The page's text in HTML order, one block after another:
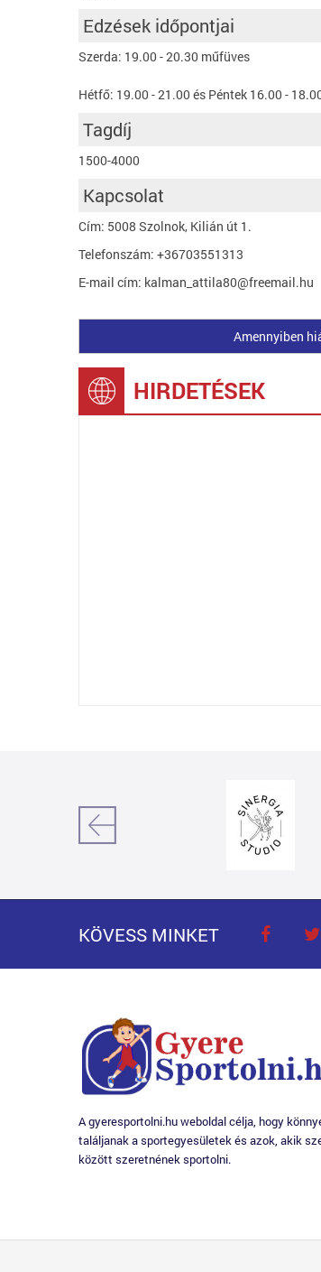
Edzések időpontjai
Szerda: 19.00 - 20.30 műfüves
Hétfő: 19.00 - 21.00 és Péntek 16.00 -
Tagdíj
1500-4000
Kapcsolat
Cím: 5008 Szolnok, Kilián út 1.
Telefonszám: +36703551313
E-mail cím: kalman_attila80@freemail.hu
Amennyiben
HIRDETÉSEK
KÖVESS MINKET
A gyeresportolni.hu weboldal célja, hogy
találjanak a sportegyesületek és azok, akik
között szeretnének sportolni.